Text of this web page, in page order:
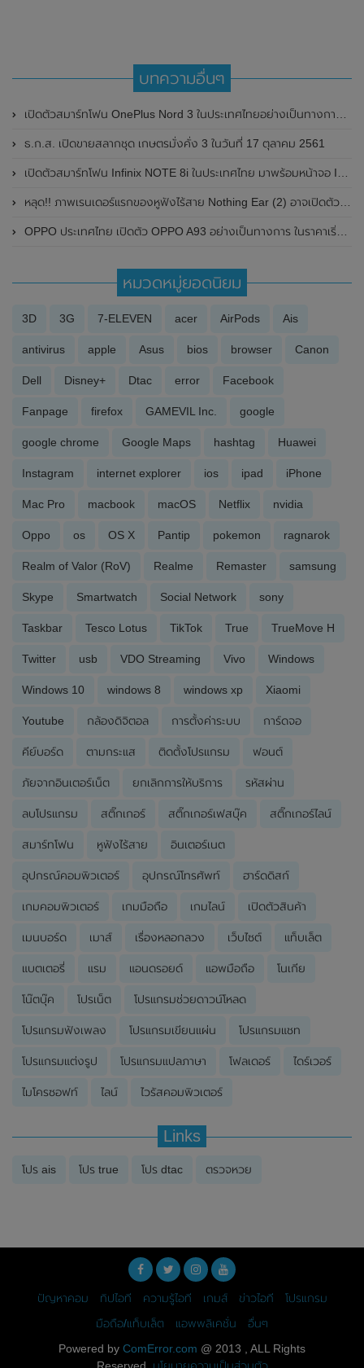
บทความอื่นๆ
เปิดตัวสมาร์ทโฟน OnePlus Nord 3 ในประเทศไทยอย่างเป็นทางการแล้ว ในราคา 19,990 บาท
ธ.ก.ส. เปิดขายสลากชุด เกษตรมั่งคั่ง 3 ในวันที่ 17 ตุลาคม 2561
เปิดตัวสมาร์ทโฟน Infinix NOTE 8i ในประเทศไทย มาพร้อมหน้าจอ Infinity-O ขนาด6.78 นิ้ว ,ชิปเซ็ต Media Tek Helio G80 , กล้องหลัง 48MP ในราคาไม่ถึง 4,000 บาท
หลุด!! ภาพเรนเดอร์แรกของหูฟังไร้สาย Nothing Ear (2) อาจเปิดตัวในเร็วๆนี้
OPPO ประเทศไทย เปิดตัว OPPO A93 อย่างเป็นทางการ ในราคาเริ่มต้นไม่ถึงหมื่น
หมวดหมู่ยอดนิยม
3D 3G 7-ELEVEN acer AirPods Ais
antivirus apple Asus bios browser Canon
Dell Disney+ Dtac error Facebook
Fanpage firefox GAMEVIL Inc. google
google chrome Google Maps hashtag Huawei
Instagram internet explorer ios ipad iPhone
Mac Pro macbook macOS Netflix nvidia
Oppo os OS X Pantip pokemon ragnarok
Realm of Valor (RoV) Realme Remaster samsung
Skype Smartwatch Social Network sony
Taskbar Tesco Lotus TikTok True TrueMove H
Twitter usb VDO Streaming Vivo Windows
Windows 10 windows 8 windows xp Xiaomi
Youtube กล้องดิจิตอล การตั้งค่าระบบ การ์ดจอ
คีย์บอร์ด ตามกระแส ติดตั้งโปรแกรม ฟอนต์
ภัยจากอินเตอร์เน็ต ยกเลิกการให้บริการ รหัสผ่าน
ลบโปรแกรม สติ๊กเกอร์ สติ๊กเกอร์เฟสบุ๊ค สติ๊กเกอร์ไลน์
สมาร์ทโฟน หูฟังไร้สาย อินเตอร์เนต
อุปกรณ์คอมพิวเตอร์ อุปกรณ์โทรศัพท์ ฮาร์ดดิสก์
เกมคอมพิวเตอร์ เกมมือถือ เกมไลน์ เปิดตัวสินค้า
เมนบอร์ด เมาส์ เรื่องหลอกลวง เว็บไซต์ แท็บเล็ต
แบตเตอรี่ แรม แอนดรอยด์ แอพมือถือ โนเกีย
โน๊ตบุ๊ค โปรเน็ต โปรแกรมช่วยดาวน์โหลด
โปรแกรมฟังเพลง โปรแกรมเขียนแผ่น โปรแกรมแชท
โปรแกรมแต่งรูป โปรแกรมแปลภาษา โฟลเดอร์ ไดร์เวอร์
ไมโครซอฟท์ ไลน์ ไวรัสคอมพิวเตอร์
Links
โปร ais โปร true โปร dtac ตรวจหวย
ปัญหาคอม ทิปไอที ความรู้ไอที เกมส์ ข่าวไอที
โปรแกรม
มือถือ/แท็บเล็ต
แอพพลิเคชั่น
อื่นๆ
Powered by ComError.com @ 2013 , ALL Rights